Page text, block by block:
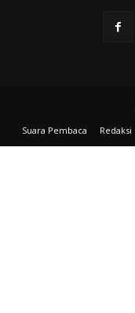
Suara Pembaca Redaksi